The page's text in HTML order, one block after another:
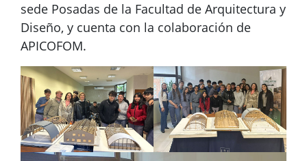
sede Posadas de la Facultad de Arquitectura y
Diseño, y cuenta con la colaboración de
APICOFOM.